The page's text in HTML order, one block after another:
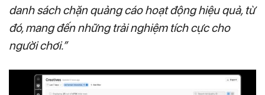
danh sách chặn quảng cáo hoạt động hiệu quả, từ
đó, mang đến những trải nghiệm tích cực cho
người chơi.”